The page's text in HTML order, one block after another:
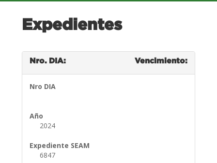
Expedientes
Nro. DIA: Vencimiento:
Nro DIA
Año
2024
Expediente SEAM
6847